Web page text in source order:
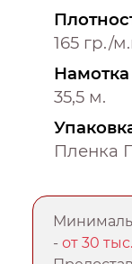
165 гр./
35,5 м.
Пленка
-от 30